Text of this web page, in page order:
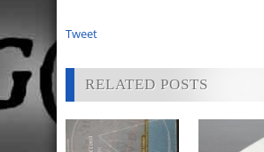
Tweet
RELATED POSTS